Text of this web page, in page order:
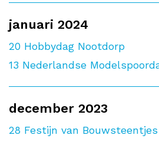
januari 2024
20 Hobbydag Nootdorp
13 Nederlandse
december 2023
28 Festijn van Bouwsteentjes